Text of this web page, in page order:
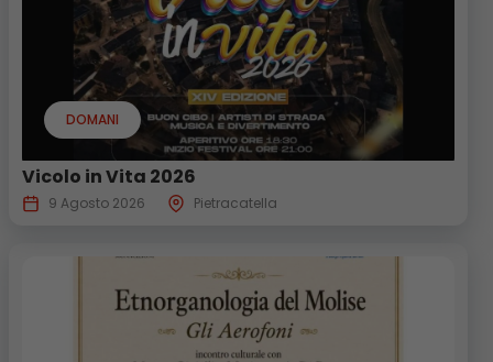
DOMANI
Vicolo in Vita 2026
9 Agosto 2026 Pietracatella